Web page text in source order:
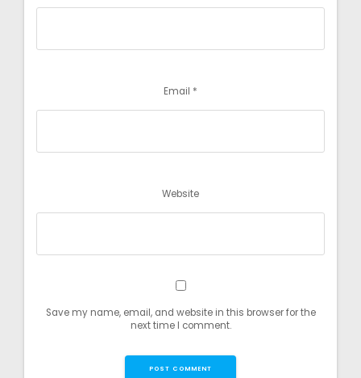
Email *
Website
Save my name, email, and website in this browser for the
next time I comment.